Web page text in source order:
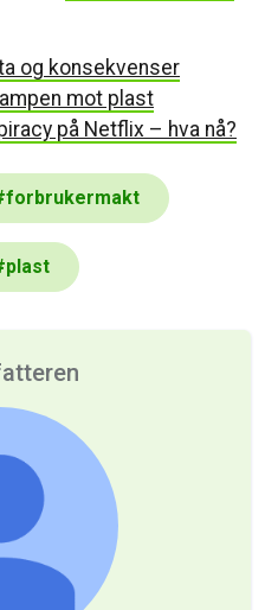
og konsekvenser
mot plast
på Netflix – hva nå?
forbrukermakt
plast